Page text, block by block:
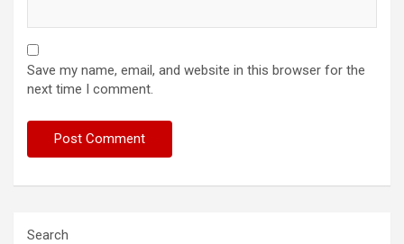
Save my name, email, and website in this browser for the
next time I comment.
Search